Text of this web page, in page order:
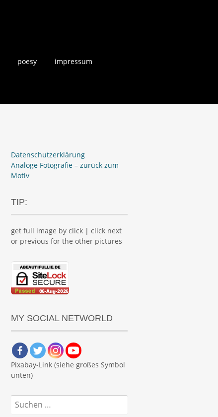
poesy impressum
Datenschutzerklärung
Analoge Fotografie – zurück zum
Motiv
TIP:
get full image by click | click next
or previous for the other pictures
MY SOCIAL NETWORLD
Pixabay-Link (siehe großes Symbol
unten)
Suchen
nach: